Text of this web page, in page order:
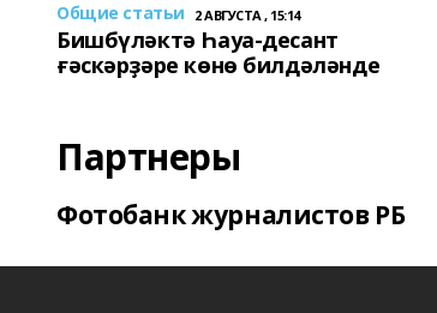
Общие статьи 2 АВГУСТА , 15:14
Бишбүләктә Һауа-десант
ғәскәрҙәре көнө билдәләнде
Партнеры
Фотобанк журналистов РБ